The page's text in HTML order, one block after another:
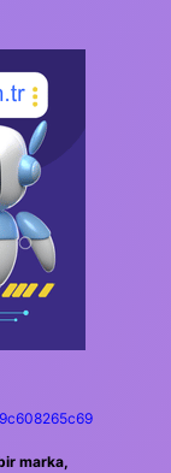
marka,